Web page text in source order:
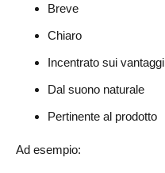
Breve
Chiaro
Incentrato sui vantaggi
Dal suono naturale
Pertinente al prodotto
Ad esempio: